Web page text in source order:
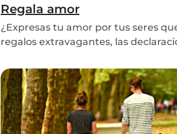
Regala amor
¿Expresas tu amor por tus seres
regalos extravagantes, las
o es eres de hacer algo más
agradable tener un día en el que
mostrar nu...